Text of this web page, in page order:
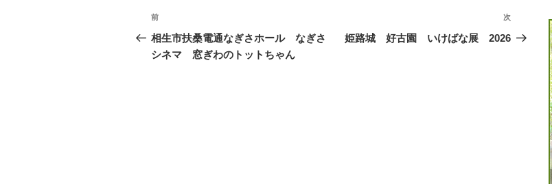
投
稿
ナ
前
の
投
前
相生市扶桑電通なぎさホール なぎさ
シネマ 窓ぎわのトットちゃん
次
の
次
姫路城 好古園 いけばな展 2026